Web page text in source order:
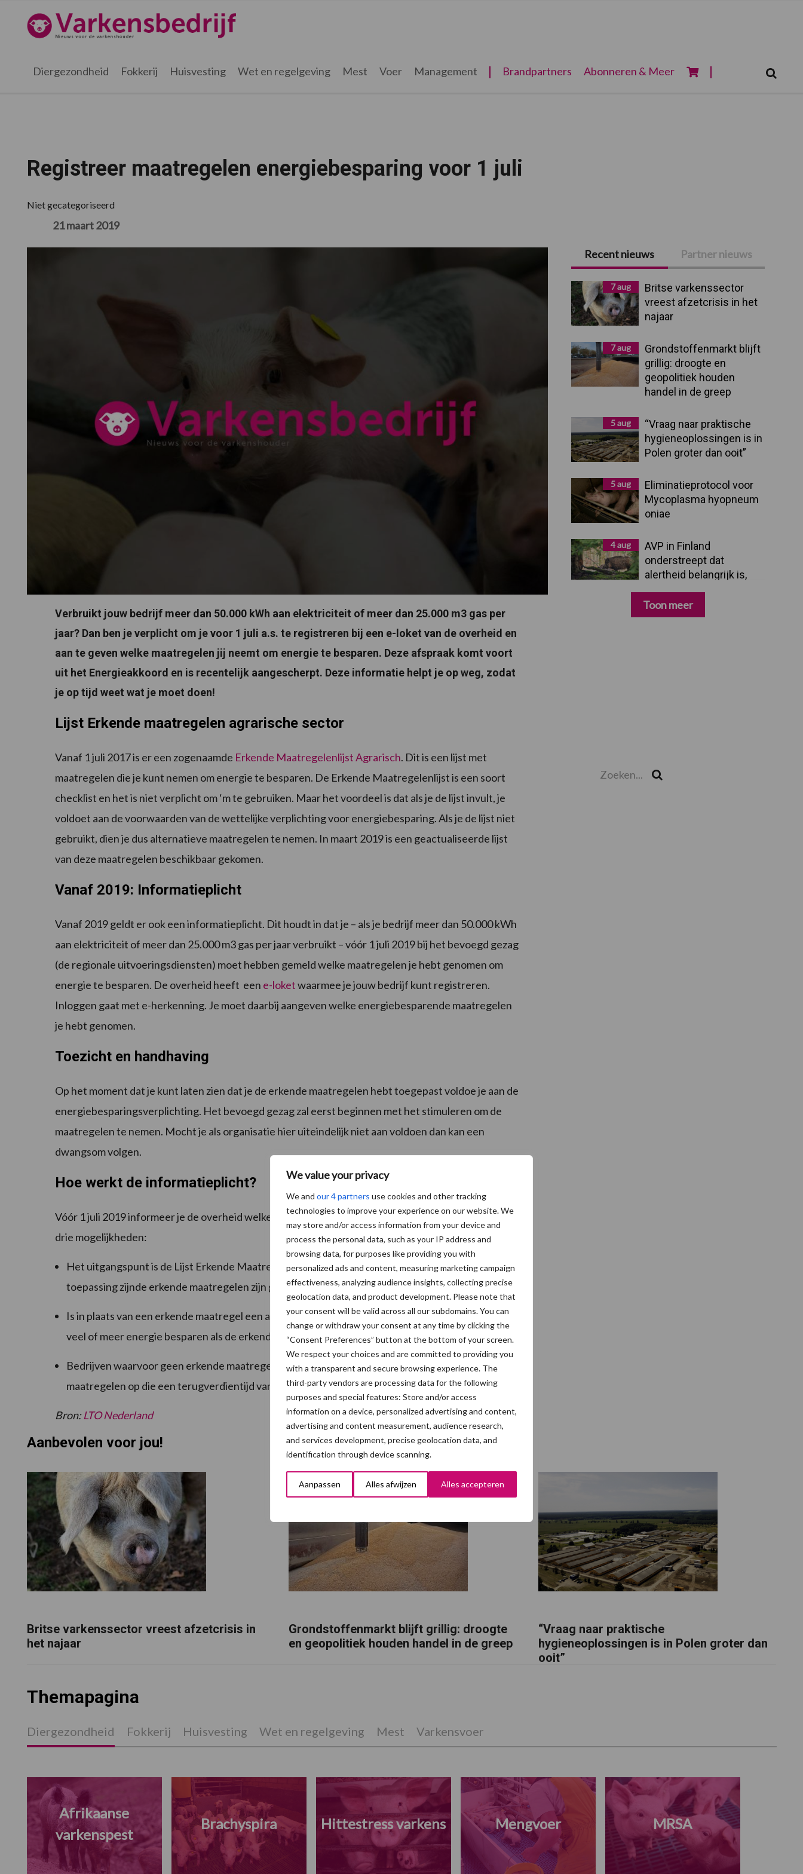
We value your privacy
We and our 4 partners use cookies and other tracking
technologies to improve your experience on our website. We
may store and/or access information from your device and
process the personal data, such as your IP address and
browsing data, for purposes like providing you with
personalized ads and content, measuring marketing campaign
effectiveness, analyzing audience insights, collecting precise
geolocation data, and product development. Please note that
your consent will be valid across all our subdomains. You can
change or withdraw your consent at any time by clicking the
“Consent Preferences” button at the bottom of your screen.
We respect your choices and are committed to providing you
with a transparent and secure browsing experience. The
third-party vendors are processing data for the following
purposes and special features: Store and/or access
information on a device, personalized advertising and content,
advertising and content measurement, audience research,
and services development, precise geolocation data, and
identification through device scanning.
Aanpassen Alles afwijzen Alles accepteren
hoofdnavigatie
hoofd
eerste
voettekst
Varkensbedrijf.nl
Diergezondheid Fokkerij Huisvesting Wet en regelgeving Mest Voer Management Brandpartners Abonneren & Meer
Registreer maatregelen energiebesparing voor 1 juli
Niet gecategoriseerd
21 maart 2019
Verbruikt jouw bedrijf meer dan 50.000 kWh aan elektriciteit of meer dan 25.000 m3 gas per
jaar? Dan ben je verplicht om je voor 1 juli a.s. te registreren bij een e-loket van de overheid en
aan te geven welke maatregelen jij neemt om energie te besparen. Deze afspraak komt voort
uit het Energieakkoord en is recentelijk aangescherpt. Deze informatie helpt je op weg, zodat
je op tijd weet wat je moet doen!
Lijst Erkende maatregelen agrarische sector
Vanaf 1 juli 2017 is er een zogenaamde Erkende Maatregelenlijst Agrarisch. Dit is een lijst met
maatregelen die je kunt nemen om energie te besparen. De Erkende Maatregelenlijst is een soort
checklist en het is niet verplicht om ‘m te gebruiken. Maar het voordeel is dat als je de lijst invult, je
voldoet aan de voorwaarden van de wettelijke verplichting voor energiebesparing. Als je de lijst niet
gebruikt, dien je dus alternatieve maatregelen te nemen. In maart 2019 is een geactualiseerde lijst
van deze maatregelen beschikbaar gekomen.
Vanaf 2019: Informatieplicht
Vanaf 2019 geldt er ook een informatieplicht. Dit houdt in dat je – als je bedrijf meer dan 50.000 kWh
aan elektriciteit of meer dan 25.000 m3 gas per jaar verbruikt – vóór 1 juli 2019 bij het bevoegd gezag
(de regionale uitvoeringsdiensten) moet hebben gemeld welke maatregelen je hebt genomen om
energie te besparen. De overheid heeft een e-loketwaarmee je jouw bedrijf kunt registreren.
Inloggen gaat met e-herkenning. Je moet daarbij aangeven welke energiebesparende maatregelen
je hebt genomen.
Toezicht en handhaving
Op het moment dat je kunt laten zien dat je de erkende maatregelen hebt toegepast voldoe je aan de
energiebesparingsverplichting. Het bevoegd gezag zal eerst beginnen met het stimuleren om de
maatregelen te nemen. Mocht je als organisatie hier uiteindelijk niet aan voldoen dan kan een
dwangsom volgen.
Hoe werkt de informatieplicht?
Vóór 1 juli 2019 informeer je de overheid welke energiebesparende maatrelen zijn genomen. Er zijn
drie mogelijkheden:
Het uitgangspunt is de Lijst Erkende Maatregelen (EML). Daarop kruis je aan welke de van
toepassing zijnde erkende maatregelen zijn genomen
Is in plaats van een erkende maatregel een alternatieve maatregel genomen, dan moet die net zo
veel of meer energie besparen als de erkende maatregel
Bedrijven waarvoor geen erkende maatregelenlijst beschikbaar is, geven alle genomen
maatregelen op die een terugverdientijd van 5 jaar of minder kennen.
Bron:LTO Nederland
Primaire
Sidebar
Recent nieuws Partner nieuws
7 aug
Britse varkenssector
vreest afzetcrisis in het
najaar
7 aug
Grondstoffenmarkt blijft
grillig: droogte en
geopolitiek houden
handel in de greep
5 aug
“Vraag naar praktische
hygieneoplossingen is in
Polen groter dan ooit”
5 aug
Eliminatieprotocol voor
Mycoplasma hyopneum
oniae
4 aug
AVP in Finland
onderstreept dat
alertheid belangrijk is,
Toon meer
Aanbevolen voor jou!
Britse varkenssector vreest afzetcrisis in
het najaar
Grondstoffenmarkt blijft grillig: droogte
en geopolitiek houden handel in de greep
“Vraag naar praktische
hygieneoplossingen is in Polen groter dan
ooit”
Themapagina
Diergezondheid Fokkerij Huisvesting Wet en regelgeving Mest Varkensvoer
Afrikaanse
varkenspest
Brachyspira Hittestress varkens Mengvoer MRSA